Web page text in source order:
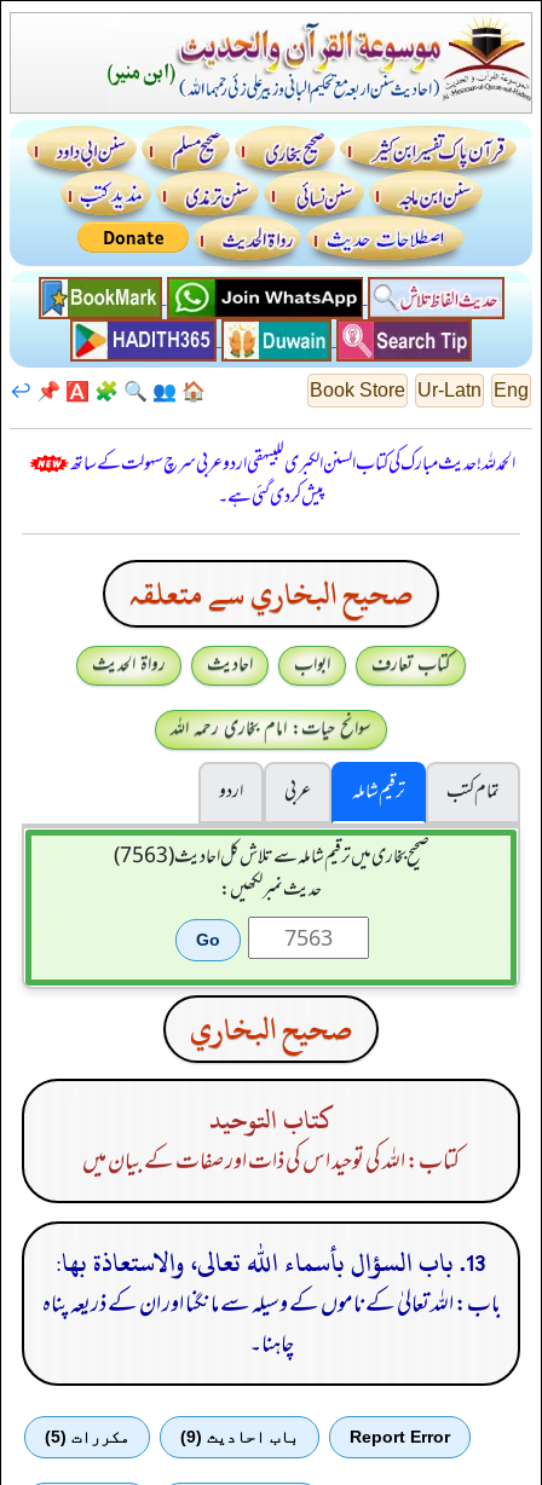
Eng
Ur-Latn
Book Store
🏠
👥
🔍
🧩
🅰️
📌
↩️
الحمدللہ! حدیث مبارک کی کتاب السنن الكبرى للبيهقي اردو عربی سرچ سہولت کے ساتھ
پیش کر دی گئی ہے۔
صحيح البخاري سے متعلقہ
کتاب تعارف ابواب احادیث
رواۃ الحدیث
سوانح حیات: امام بخاری رحمہ اللہ
تمام کتب
ترقیم شاملہ عربی
اردو
صحیح بخاری میں ترقیم شاملہ سے تلاش کل احادیث (7563)
حدیث نمبر لکھیں:
صحيح البخاري
كتاب التوحيد
کتاب: اللہ کی توحید اس کی ذات اور صفات کے بیان میں
13. باب السؤال بأسماء الله تعالى، والاستعاذة بها:
باب: اللہ تعالیٰ کے ناموں کے وسیلہ سے مانگنا اور ان کے ذریعہ پناہ
چاہنا۔
Report Error باب احادیث (9) مكررات (5)